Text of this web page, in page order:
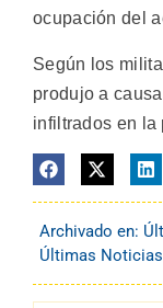
ocupación del
Según los
produjo a
infiltrados en la
Archivado en:
Últimas Noticias